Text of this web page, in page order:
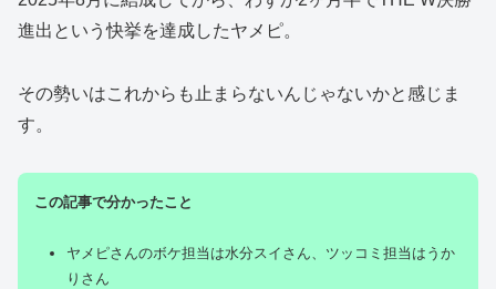
進出という快挙を達成したヤメピ。
その勢いはこれからも止まらないんじゃないかと感じま
す。
この記事で分かったこと
ヤメピさんのボケ担当は水分スイさん、ツッコミ担当はうか
りさん